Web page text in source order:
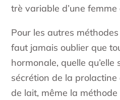
trè variable d’une femme
Pour les autres
faut jamais oublier que
hormonale, quelle
sécrétion de la
de lait, même la